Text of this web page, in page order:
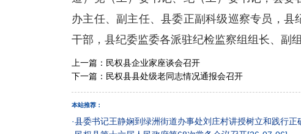
办主任、副主任、县委正副科级巡察专员，
干部，县纪委监委各派驻纪检监察组组长、副
上一篇： 民权县企业家座谈会召开
下一篇： 民权县县处级老同志情况通报会召开
本站推荐：
·县委书记王静娴到绿洲街道办事处刘庄村讲授树立和践行正